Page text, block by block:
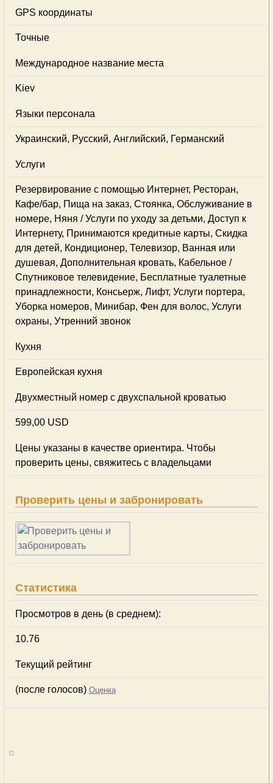
GPS координаты
Точные
Международное название места
Kiev
Языки персонала
Украинский, Русский, Английский, Германский
Услуги
Резервирование с помощью Интернет, Ресторан,
Кафе/бар, Пища на заказ, Стоянка, Обслуживание в
номере, Няня / Услуги по уходу за детьми, Доступ к
Интернету, Принимаются кредитные карты, Скидка
для детей, Кондиционер, Телевизор, Ванная или
душевая, Дополнительная кровать, Кабельное /
Спутниковое телевидение, Бесплатные туалетные
принадлежности, Консьерж, Лифт, Услуги портера,
Уборка номеров, Минибар, Фен для волос, Услуги
охраны, Утренний звонок
Кухня
Европейская кухня
Двухместный номер с двухспальной кроватью
599,00 USD
Цены указаны в качестве ориентира. Чтобы
проверить цены, свяжитесь с владельцами
Проверить цены и забронировать
Статистика
Просмотров в день (в среднем):
10.76
Текущий рейтинг
(после голосов) Оценка